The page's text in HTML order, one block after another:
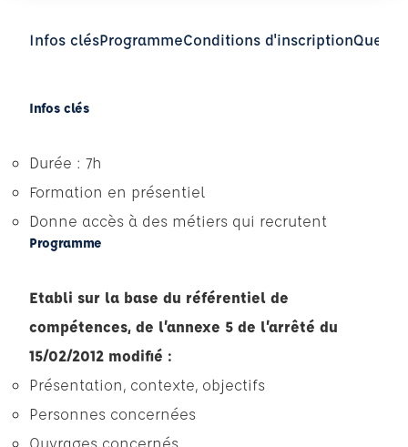
Infos clésProgrammeConditions d'inscription
Infos clés
Durée : 7h
Formation en présentiel
Donne accès à des métiers qui recrutent
Programme
Etabli sur la base du référentiel de
compétences, de l’annexe 5 de l’arrêté du
15/02/2012 modifié :
Présentation, contexte, objectifs
Personnes concernées
Ouvrages concernés